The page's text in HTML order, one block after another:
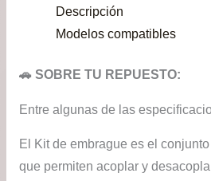
Descripción
Modelos compatibles
🚗 SOBRE TU REPUESTO:
Entre algunas de las
El Kit de embrague es el
que permiten acoplar y